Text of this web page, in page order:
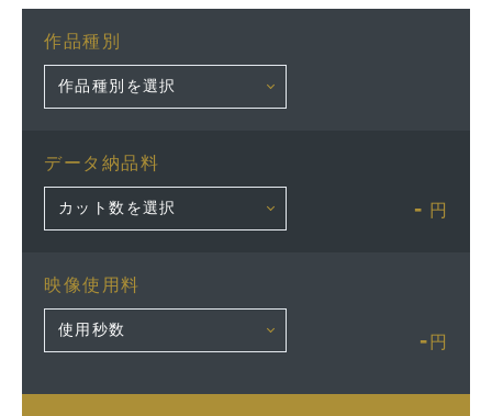
作品種別
データ納品料
- 円
映像使用料
- 円